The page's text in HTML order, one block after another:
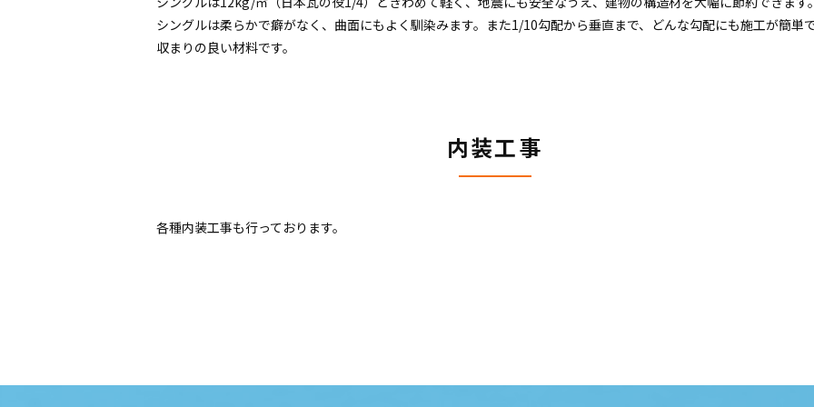
シングルは柔らかで癖がなく、曲面にもよく馴染みます。また1/10勾配から垂直まで、どんな勾配にも施工が簡単
収まりの良い材料です。
内装工事
各種内装工事も行っております。